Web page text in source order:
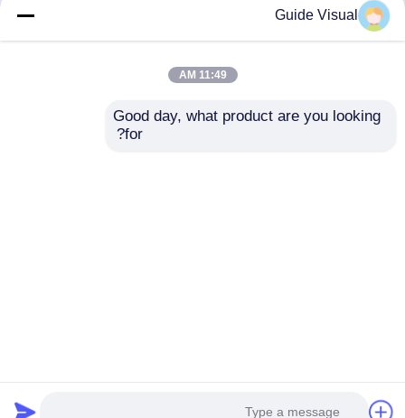
Guide Visual
11:49 AM
Good day, what product are you looking
for?